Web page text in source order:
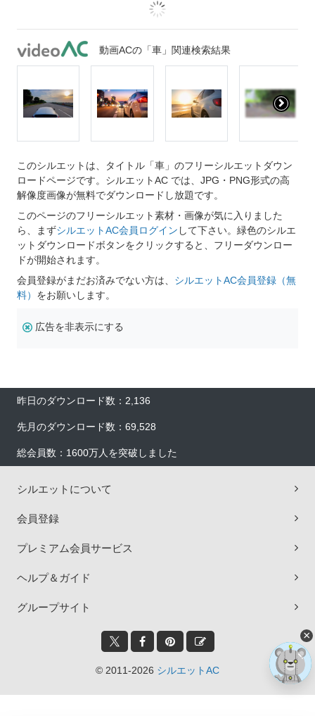
動画ACの「車」関連検索結果
このシルエットは、タイトル「車」のフリーシルエットダウン
ロードページです。シルエットAC では、JPG・PNG形式の高
解像度画像が無料でダウンロードし放題です。
このページのフリーシルエット素材・画像が気に入りました
ら、まずシルエットAC会員ログイン して下さい。緑色のシルエ
ットダウンロードボタンをクリックすると、フリーダウンロー
ドが開始されます。
会員登録がまだお済みでない方は、 シルエットAC会員登録（無
料） をお願いします。
広告を非表示にする
昨日のダウンロード数：2,136
先月のダウンロード数：69,528
総会員数：1600万人を突破しました
シルエットについて
会員登録
プレミアム会員サービス
ヘルプ＆ガイド
グループサイト
© 2011-2026 シルエットAC
×